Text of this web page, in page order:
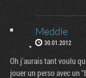
Meddle
30.01.2012
Oh j'aurais tant voulu
jouer un perso avec un